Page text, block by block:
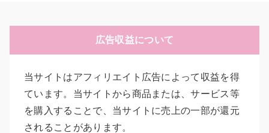
広告収益について
当サイトはアフィリエイト広告によって収益を得
ています。当サイトから商品または、サービス等
を購入することで、当サイトに売上の一部が還元
されることがあります。